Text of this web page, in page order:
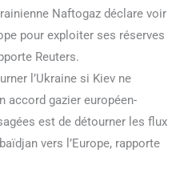
Naftogaz déclare voir
pour exploiter ses réserves
Reuters.
l’Ukraine si Kiev ne
accord gazier européen-
est de détourner les flux
vers l’Europe, rapporte